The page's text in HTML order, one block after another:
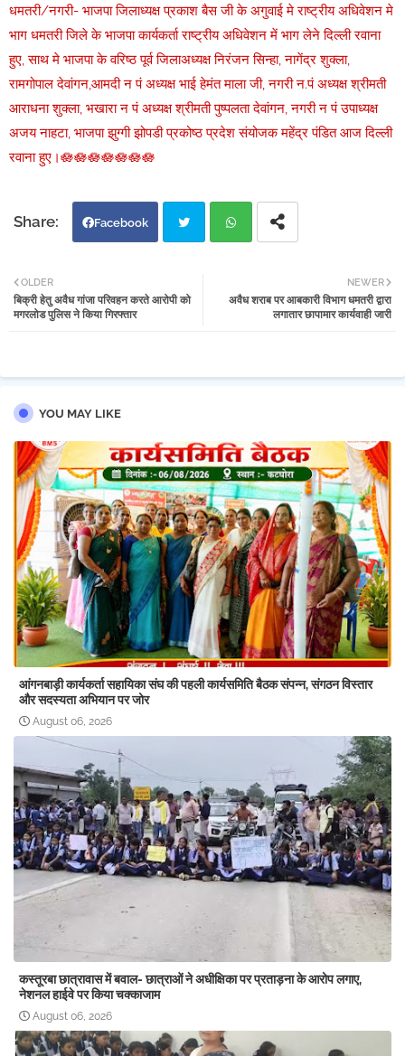
धमतरी/नगरी- भाजपा जिलाध्यक्ष प्रकाश बैस जी के अगुवाई मे राष्ट्रीय अधिवेशन मे
भाग धमतरी जिले के भाजपा कार्यकर्ता राष्ट्रीय अधिवेशन में भाग लेने दिल्ली रवाना
हुए, साथ मे भाजपा के वरिष्ठ पूर्व जिलाअध्यक्ष निरंजन सिन्हा, नागेंद्र शुक्ला,
रामगोपाल देवांगन,आमदी न पं अध्यक्ष भाई हेमंत माला जी, नगरी न.पं अध्यक्ष श्रीमती
आराधना शुक्ला, भखारा न पं अध्यक्ष श्रीमती पुष्पलता देवांगन, नगरी न पं उपाध्यक्ष
अजय नाहटा, भाजपा झुग्गी झोपडी प्रकोष्ठ प्रदेश संयोजक महेंद्र पंडित आज दिल्ली
रवाना हुए।🪷🪷🪷🪷🪷🪷🪷
Facebook
tter atsa
NEWER
अवैध शराब पर आबकारी विभाग धमतरी द्वारा
लगातार छापामार कार्यवाही जारी
OLDER
बिक्री हेतु अवैध गांजा परिवहन करते आरोपी को
मगरलोड पुलिस ने किया गिरफ्तार
YOU MAY LIKE
आंगनबाड़ी कार्यकर्ता सहायिका संघ की पहली कार्यसमिति बैठक संपन्न, संगठन विस्तार
और सदस्यता अभियान पर जोर
August 06, 2026
कस्तूरबा छात्रावास में बवाल- छात्राओं ने अधीक्षिका पर प्रताड़ना के आरोप लगाए,
नेशनल हाईवे पर किया चक्काजाम
August 06, 2026